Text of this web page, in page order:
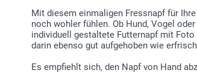
Mit diesem einmaligen Fressnapf für
noch wohler fühlen. Ob Hund, Vogel
individuell gestaltete Futternapf mit
darin ebenso gut aufgehoben wie
Es empfiehlt sich, den Napf von Hand